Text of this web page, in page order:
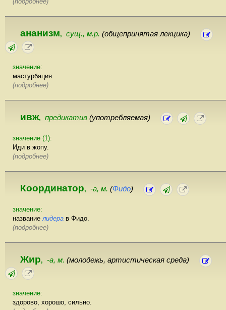
ананизм, сущ., м.р. (общепринятая лекцика)
значение:
мастурбация.
(подробнее)
ивж, предикатив (употребляемая)
значение (1):
Иди в жопу.
(подробнее)
Координатор, -а, м. (Фидо)
значение:
названиелидера в Фидо.
(подробнее)
Жир, -а, м. (молодежь, артистическая среда)
значение:
здорово, хорошо, сильно.